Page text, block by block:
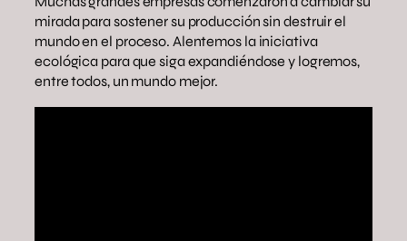
mirada para sostener su producción sin destruir el
mundo en el proceso. Alentemos la iniciativa
ecológica para que siga expandiéndose y logremos,
entre todos, un mundo mejor.